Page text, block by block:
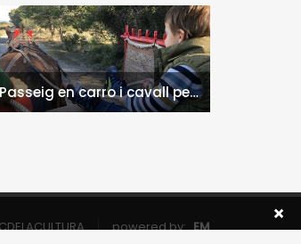
Vall de Llors
Passeig en carro i cavall per
l'entorn de Nulles
powered by: EM